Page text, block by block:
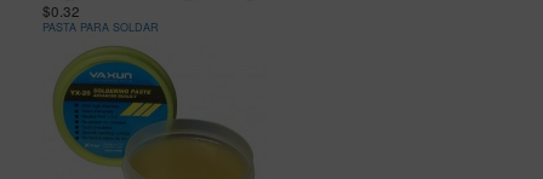
$0.32
PASTA PARA SOLDAR